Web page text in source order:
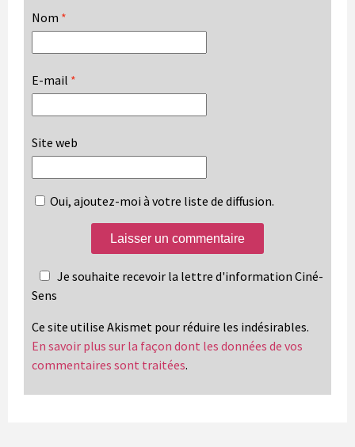
Nom *
E-mail *
Site web
Oui, ajoutez-moi à votre liste de diffusion.
Je souhaite recevoir la lettre d'information Ciné-
Sens
Ce site utilise Akismet pour réduire les indésirables.
En savoir plus sur la façon dont les données de vos
commentaires sont traitées.